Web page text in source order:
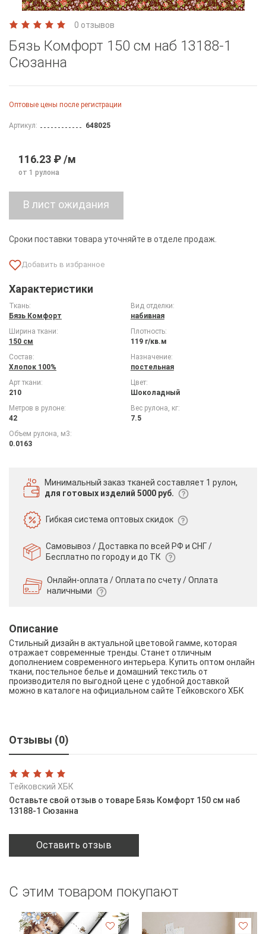
0 отзывов
Бязь Комфорт 150 см наб 13188-1
Сюзанна
Оптовые цены после регистрации
Артикул: 648025
116.23 ₽ /м
от 1 рулона
Сроки поставки товара уточняйте в отделе продаж.
Характеристики
Ткань:
Бязь Комфорт
Вид отделки:
набивная
Ширина ткани:
150 см
Плотность:
119 г/кв.м
Состав:
Хлопок 100%
Назначение:
постельная
Арт ткани:
210
Цвет:
Шоколадный
Метров в рулоне:
42
Вес рулона, кг:
7.5
Объем рулона, м3:
0.0163
Минимальный заказ тканей составляет 1 рулон,
для готовых изделий 5000 руб.
Гибкая системаоптовых скидок
Самовывоз / Доставка по всей РФ и СНГ /
Бесплатно по городу и до ТК
Онлайн-оплата / Оплата по счету /Оплата
наличными
Описание
Стильный дизайн в актуальной цветовой гамме, которая
отражает современные тренды. Станет отличным
дополнением современного интерьера. Купить оптом онлайн
ткани, постельное белье и домашний текстиль от
производителя по выгодной цене с удобной доставкой
можно в каталоге на официальном сайте Тейковского ХБК
Отзывы (0)
Тейковский ХБК
Оставьте свой отзыв о товаре Бязь Комфорт 150 см наб
13188-1 Сюзанна
Оставить отзыв
С этим товаром покупают